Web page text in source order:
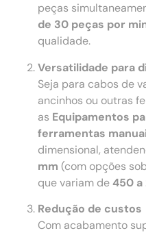
peças
de 30 peças por
qualidade.
Versatilidade para
Seja para cabos de
ancinhos ou outras
as Equipamentos
ferramentas
dimensional,
mm (com opções
que variam de450 a
Redução de custos
Com acabamento